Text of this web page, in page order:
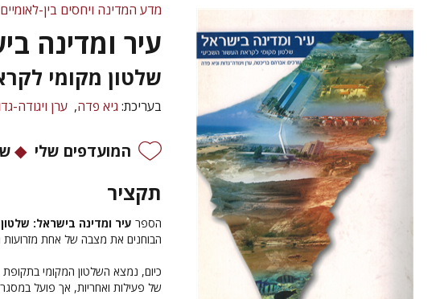
מדע המדינה ויחסים בין-לאומיים
עיר ומדינה
שלטון מקומי
בעריכת: גיא פדה ערן ויגודה-
המועדפים שלי
תקציר
הספר עיר ומדינה בישראל:
הבוחנים את מצבה של אחת מזרועות
כיום, נמצא השלטון המקומי
של פעילות ואחריות, אך פועל